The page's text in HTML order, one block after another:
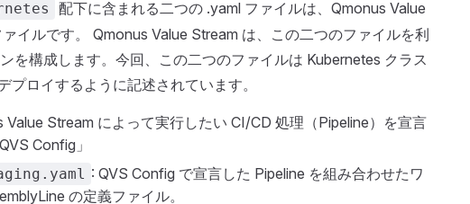
配下に含まれる二つの .yaml ファイルは、Qmonus Value
イルです。 Qmonus Value Stream は、この二つのファイルを利
を構成します。今回、この二つのファイルは Kubernetes クラス
プロイするように記述されています。
Value Stream によって実行したい CI/CD 処理（Pipeline）を宣言
Config」
: QVS Config で宣言した Pipeline を組み合わせたワ
の定義ファイル。